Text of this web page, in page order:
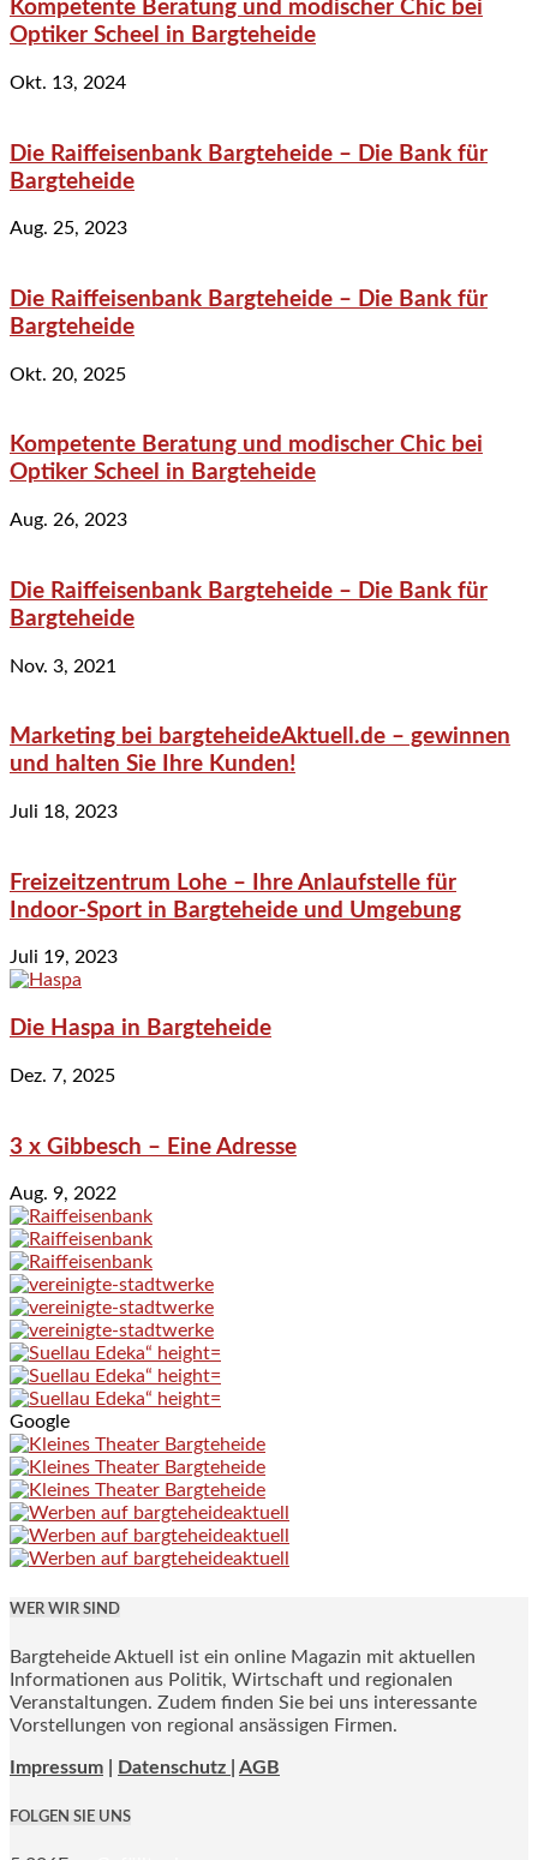
Kompetente Beratung und modischer Chic bei
Optiker Scheel in Bargteheide
Okt. 13, 2024
Die Raiffeisenbank Bargteheide – Die Bank für
Bargteheide
Aug. 25, 2023
Die Raiffeisenbank Bargteheide – Die Bank für
Bargteheide
Okt. 20, 2025
Kompetente Beratung und modischer Chic bei
Optiker Scheel in Bargteheide
Aug. 26, 2023
Die Raiffeisenbank Bargteheide – Die Bank für
Bargteheide
Nov. 3, 2021
Marketing bei bargteheideAktuell.de – gewinnen
und halten Sie Ihre Kunden!
Juli 18, 2023
Freizeitzentrum Lohe – Ihre Anlaufstelle für
Indoor-Sport in Bargteheide und Umgebung
Juli 19, 2023
Die Haspa in Bargteheide
Dez. 7, 2025
3 x Gibbesch – Eine Adresse
Aug. 9, 2022
Google
WER WIR SIND
Bargteheide Aktuell ist ein online Magazin mit aktuellen
Informationen aus Politik, Wirtschaft und regionalen
Veranstaltungen. Zudem finden Sie bei uns interessante
Vorstellungen von regional ansässigen Firmen.
Impressum Datenschutz | AGB
FOLGEN SIE UNS